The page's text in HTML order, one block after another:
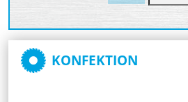
KONFEKTION